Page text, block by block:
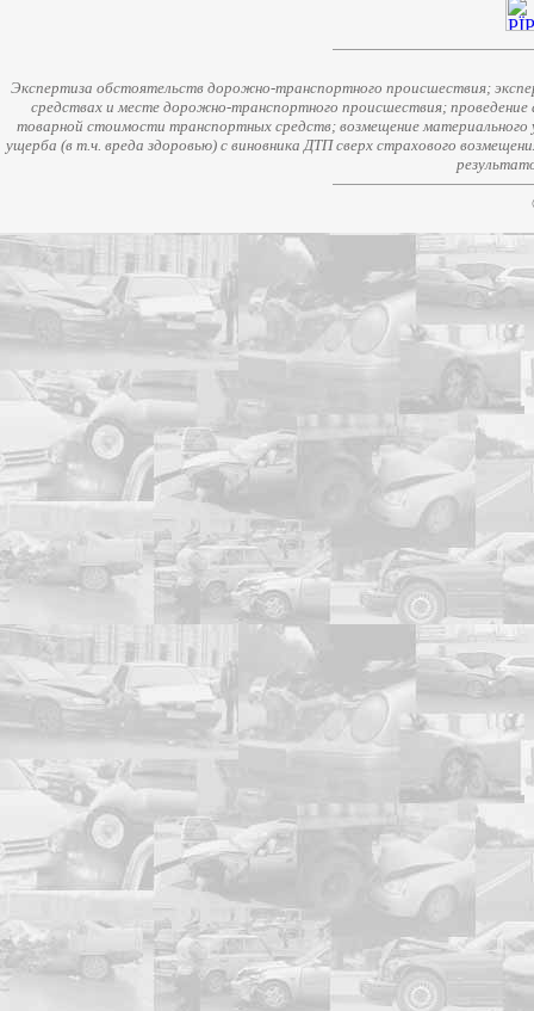
Экспертиза обстоятельств дорожно-транспортного происшествия;
средствах и месте дорожно-транспортного происшествия;
товарной стоимости транспортных средств; возмещение
ущерба (в т.ч. вреда здоровью) с виновника ДТП сверх страхового